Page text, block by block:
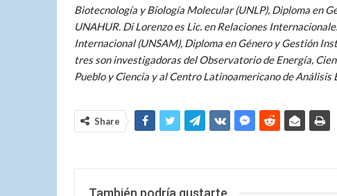
Biotecnología y Biología Molecular (UNLP), Diploma en
UNAHUR. Di Lorenzo es Lic. en Relaciones
Internacional (UNSAM), Diploma en Género y Gestión
tres son investigadoras del Observatorio de Energía,
Pueblo y Ciencia y al Centro Latinoamericano de Análisis
Share
También podría gustarte